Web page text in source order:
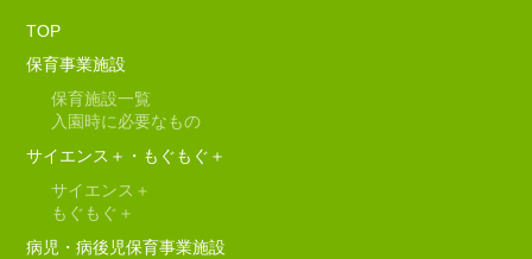
TOP
保育事業施設
保育施設一覧
入園時に必要なもの
サイエンス＋・もぐもぐ＋
サイエンス＋
もぐもぐ＋
病児・病後児保育事業施設